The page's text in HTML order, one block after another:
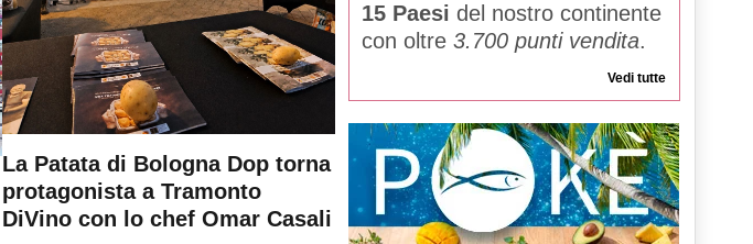
La Patata di Bologna Dop torna
protagonista a Tramonto
DiVino con lo chef Omar Casali
15 Paesi del nostro continente
con oltre 3.700 punti vendita.
Vedi tutte